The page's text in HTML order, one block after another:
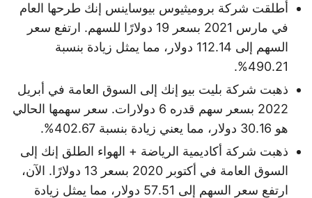
أطلقت شركة بروميثيوس بيوساينس إنك طرحها العام
في مارس 2021 بسعر 19 دولارًا للسهم. ارتفع سعر
السهم إلى 112.14 دولار، مما يمثل زيادة بنسبة
490.21%.
ذهبت شركة بليت بيو إنك إلى السوق العامة في أبريل
2022 بسعر سهم قدره 6 دولارات. سعر سهمها الحالي
هو 30.16 دولار، مما يعني زيادة بنسبة 402.67%.
ذهبت شركة أكاديمية الرياضة + الهواء الطلق إنك إلى
السوق العامة في أكتوبر 2020 بسعر 13 دولارًا. الآن،
ارتفع سعر السهم إلى 57.51 دولار، مما يمثل زيادة